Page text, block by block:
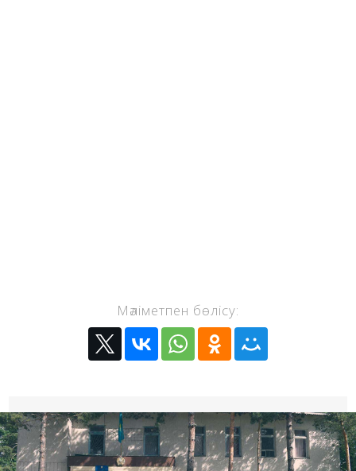
Мәліметпен бөлісу: